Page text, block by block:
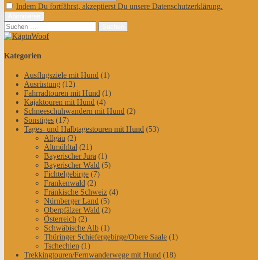
Indem Du fortfährst, akzeptierst Du unsere Datenschutzerklärung.
Suchen
nach:
Kategorien
Ausflugsziele mit Hund (1)
Ausrüstung (12)
Fahrradtouren mit Hund (1)
Kajaktouren mit Hund (4)
Schneeschuhwandern mit Hund (2)
Sonstiges (17)
Tages- und Halbtagestouren mit Hund (53)
Allgäu (2)
Altmühltal (21)
Bayerischer Jura (1)
Bayerischer Wald (5)
Fichtelgebirge (7)
Frankenwald (2)
Fränkische Schweiz (4)
Nürnberger Land (5)
Oberpfälzer Wald (2)
Österreich (2)
Schwäbische Alb (1)
Thüringer Schiefergebirge/Obere Saale (1)
Tschechien (1)
Trekkingtouren/Fernwanderwege mit Hund (18)